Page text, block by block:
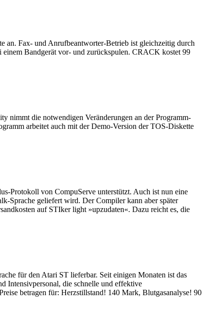
Fax- und Anrufbeantworter-Betrieb ist gleichzeitig durch
einem Bandgerät vor- und zurückspulen. CRACK kostet 99
nimmt die notwendigen Veränderungen an der Programm-
arbeitet auch mit der Demo-Version der TOS-Diskette
Protokoll von CompuServe unterstützt. Auch ist nun eine
Sprache geliefert wird. Der Compiler kann aber später
auf STIker light »upzudaten«. Dazu reicht es, die
für den Atari ST lieferbar. Seit einigen Monaten ist das
Intensivpersonal, die schnelle und effektive
betragen für: Herzstillstand! 140 Mark, Blutgasanalyse! 90